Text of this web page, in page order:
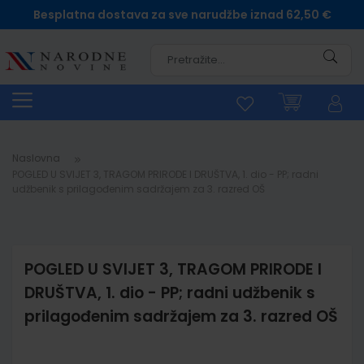
Besplatna dostava za sve narudžbe iznad 62,50 €
Naslovna
POGLED U SVIJET 3, TRAGOM PRIRODE I
DRUŠTVA, 1. dio - PP; radni udžbenik s
prilagođenim sadržajem za 3. razred OŠ